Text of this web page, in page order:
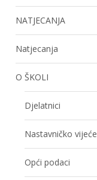
NATJECANJA
Natjecanja
O ŠKOLI
Djelatnici
Nastavničko vijeće
Opći podaci